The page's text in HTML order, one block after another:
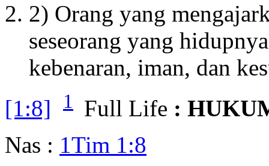
2) Orang yang
seseorang yang
kebenaran, iman, dan
[1:8]
1 Full Life :
Nas : 1Tim 1:8